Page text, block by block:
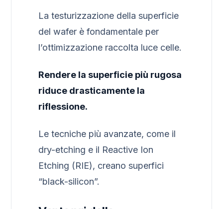
La testurizzazione della superficie
del wafer è fondamentale per
l’ottimizzazione raccolta luce celle.
Rendere la superficie più rugosa
riduce drasticamente la
riflessione.
Le tecniche più avanzate, come il
dry-etching e il Reactive Ion
Etching (RIE), creano superfici
“black-silicon”.